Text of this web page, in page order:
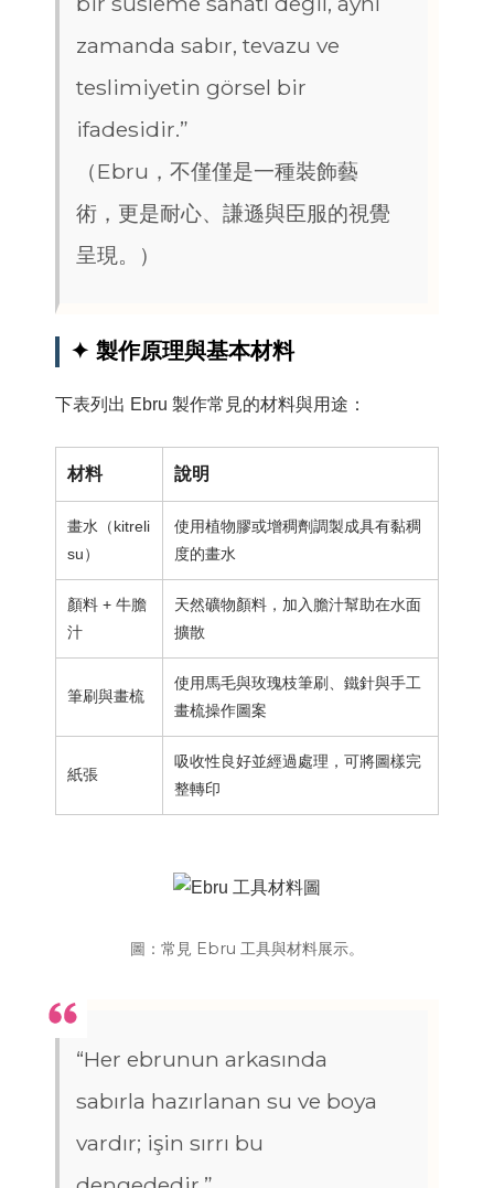
zamanda sabır, tevazu ve
teslimiyetin görsel bir
ifadesidir.”
（Ebru，不僅僅是一種裝飾藝
術，更是耐心、謙遜與臣服的視覺
呈現。）
✦ 製作原理與基本材料
下表列出 Ebru 製作常見的材料與用途：
材料 說明
畫水（kitreli
su）
使用植物膠或增稠劑調製成具有黏稠
度的畫水
顏料 + 牛膽
汁
天然礦物顏料，加入膽汁幫助在水面
擴散
筆刷與畫梳
使用馬毛與玫瑰枝筆刷、鐵針與手工
畫梳操作圖案
紙張
吸收性良好並經過處理，可將圖樣完
整轉印
圖：常見 Ebru 工具與材料展示。
“Her ebrunun arkasında
sabırla hazırlanan su ve boya
vardır; işin sırrı bu